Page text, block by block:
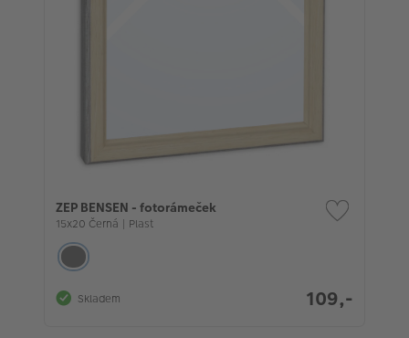
ZEP BENSEN - fotorámeček
15x20 Černá | Plast
Skladem 109,-